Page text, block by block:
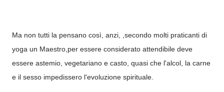
Ma non tutti la pensano così, anzi, ,secondo molti praticanti di
yoga un Maestro,per essere considerato attendibile deve
essere astemio, vegetariano e casto, quasi che l'alcol, la carne
e il sesso impedissero l'evoluzione spirituale.